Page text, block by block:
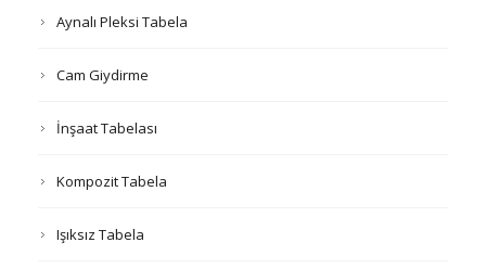
Aynalı Pleksi Tabela
Cam Giydirme
İnşaat Tabelası
Kompozit Tabela
Işıksız Tabela